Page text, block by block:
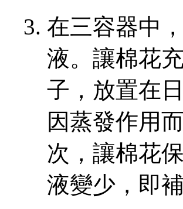
在三容器中
液。讓棉花
子，放置在
因蒸發作用
次，讓棉花
液變少，即